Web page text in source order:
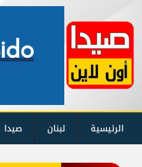
الرئيسية لبنان صيدا